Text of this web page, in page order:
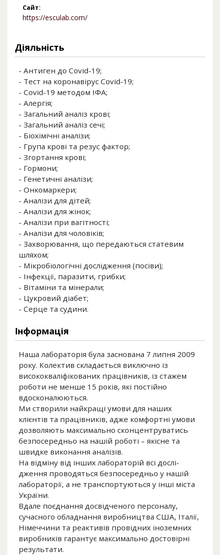
Сайт:
https://esculab.com/
Діяльність
- Антиген до Covid-19;
- Тест на коронавірус Covid-19;
- Covid-19 методом ІФА;
- Алергія;
- Загальний аналіз крові;
- Загальний аналіз сечі;
- Біохімічні аналізи;
- Група крові та резус фактор;
- Згортання крові;
- Гормони;
- Генетичні аналізи;
- Онкомаркери;
- Аналізи для дітей;
- Аналізи для жінок;
- Аналізи при вагітності;
- Аналізи для чоловіків;
- Захворювання, що передаються статевим
шляхом;
- Мікробіологічні дослідження (посіви);
- Інфекції, паразити, грибки;
- Вітаміни та мінерали;
- Цукровий діабет;
- Серце та судини.
Інформація
Наша лабораторія була заснована 7 липня 2009
року. Колектив складається виключно із
висококваліфікованих працівників, із стажем
роботи не менше 15 років, які постійно
вдосконалюються.
Ми створили найкращі умови для наших
клієнтів та працівників, адже комфортні умови
дозволяють мак­симально сконцентру­ватись
безпо­середньо на нашій роботі – якісне та
швидке вико­нання аналі­зів.
На відміну від інших лабора­торій всі дослі­
дження прово­дяться безпосе­редньо у нашій
лабора­торії, а не транспорту­ються у інші міста
Укра­їни.
Вдале поєднання досвід­ченого персо­налу,
сучасного обладна­ння виробни­цтва США, Італії,
Німеччини та реакти­вів провід­них інозем­них
виробни­ків гарантує макси­мально досто­вірні
резуль­тати.